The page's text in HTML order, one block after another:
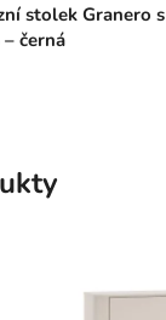
stolek Granero s
černá